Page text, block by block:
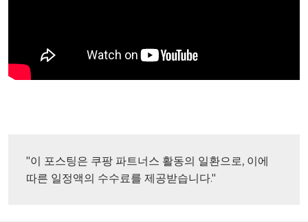
"이 포스팅은 쿠팡 파트너스 활동의 일환으로, 이에
따른 일정액의 수수료를 제공받습니다."